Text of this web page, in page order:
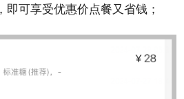
可享受优惠价点餐又省钱；